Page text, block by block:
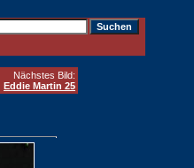
Nächstes Bild:
Eddie Martin 25